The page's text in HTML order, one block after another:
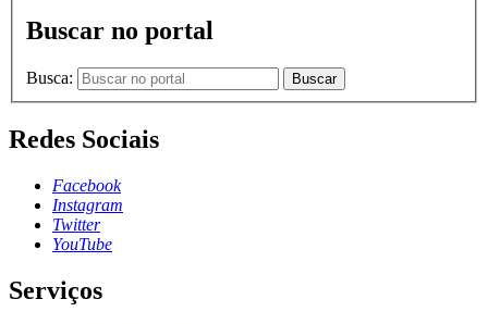
Buscar no portal
Busca: Buscar
Redes Sociais
Facebook
Instagram
Twitter
YouTube
Serviços